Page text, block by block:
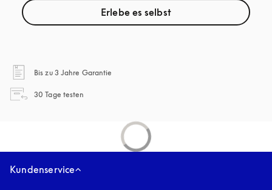
Erlebe es selbst
Bis zu 3 Jahre Garantie
30 Tage testen
Kundenservice